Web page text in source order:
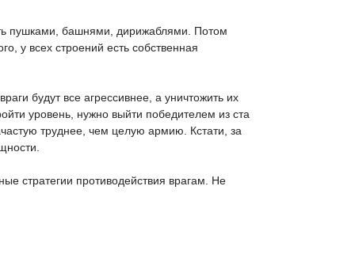
пушками, башнями, дирижаблями. Потом
у всех строений есть собственная
будут все агрессивнее, а уничтожить их
уровень, нужно выйти победителем из ста
труднее, чем целую армию. Кстати, за
стратегии противодействия врагам. Не